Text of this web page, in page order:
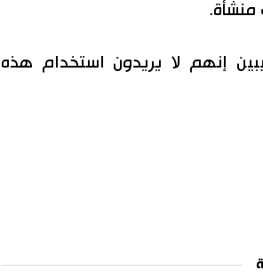
المستجيبين إنهم لا يريدون استخدام هذه